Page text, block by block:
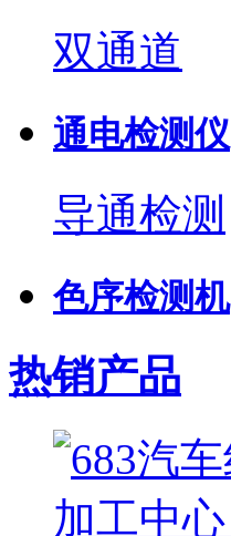
双通道
通电检测仪
导通检测
色序检测机
热销产品